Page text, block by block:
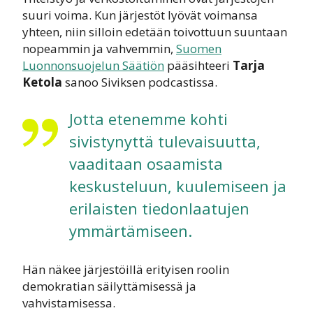
suuri voima. Kun järjestöt lyövät voimansa
yhteen, niin silloin edetään toivottuun suuntaan
nopeammin ja vahvemmin, Suomen
Luonnonsuojelun Säätiön pääsihteeri Tarja
Ketola sanoo Siviksen podcastissa.
Jotta etenemme kohti
sivistynyttä tulevaisuutta,
vaaditaan osaamista
keskusteluun, kuulemiseen ja
erilaisten tiedonlaatujen
ymmärtämiseen.
Hän näkee järjestöillä erityisen roolin
demokratian säilyttämisessä ja
vahvistamisessa.